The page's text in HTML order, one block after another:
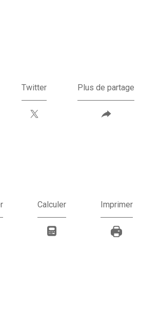
Twitter Plus de partage
Calculer Imprimer